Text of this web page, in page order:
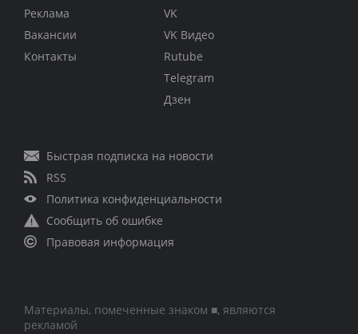
Реклама
Вакансии
Контакты
VK
VK Видео
Rutube
Telegram
Дзен
Быстрая подписка на новости
RSS
Политика конфиденциальности
Сообщить об ошибке
Правовая информация
Материалы, помеченные знаком ■, являются
рекламой